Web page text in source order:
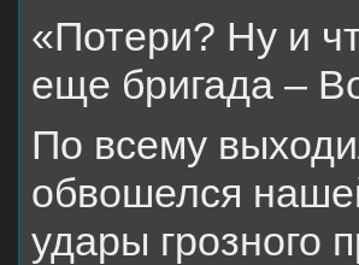
«Потери? Ну и
еще бригада –
По всему
обвошелся
удары грозного